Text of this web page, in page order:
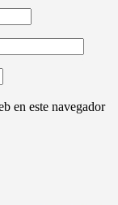
en este navegador